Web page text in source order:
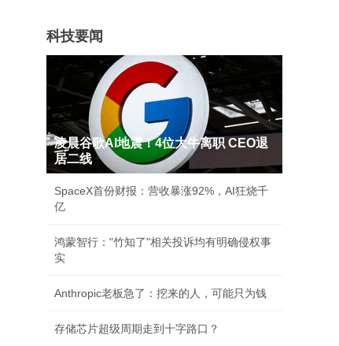
科技要闻
凌晨谷歌AI地震！4位大牛离职 CEO退
居二线
SpaceX首份财报：营收暴涨92%，AI狂烧千
亿
鸿蒙智行："竹知了"相关投诉均有明确侵权事
实
Anthropic老板急了：挖来的人，可能只为钱
存储芯片超级周期走到十字路口？